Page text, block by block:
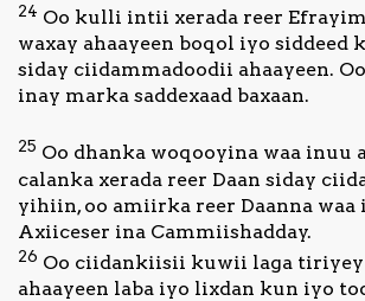
24 Oo kulli intii xerada reer
waxay ahaayeen boqol iyo siddeed
siday ciidammadoodii ahaayeen.
inay marka saddexaad baxaan.
25 Oo dhanka woqooyina waa inuu
calanka xerada reer Daan siday
yihiin, oo amiirka reer Daanna waa
Axiiceser ina Cammiishadday.
26 Oo ciidankiisii kuwii laga tiriyey
ahaayeen laba iyo lixdan kun iyo